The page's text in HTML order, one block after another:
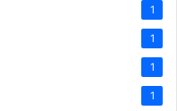
1
1
1
1